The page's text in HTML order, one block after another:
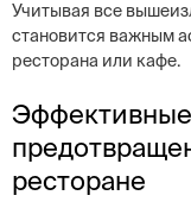
Учитывая все
становится важным
ресторана или кафе.
ресторане